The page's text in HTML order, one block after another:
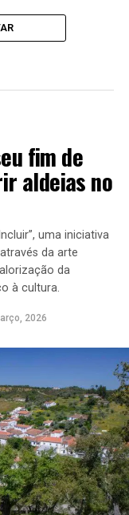
fim de
aldeias no
uma iniciativa
da arte
da
à cultura.
2026